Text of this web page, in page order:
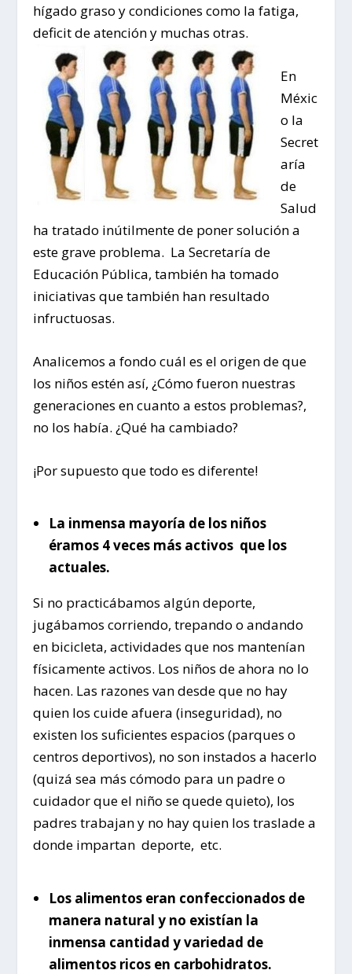
hígado graso y condiciones como la fatiga,
deficit de atención y muchas otras.
En
Méxic
o la
Secret
aría
de
Salud
ha tratado inútilmente de poner solución a
este grave problema. La Secretaría de
Educación Pública, también ha tomado
iniciativas que también han resultado
infructuosas.
Analicemos a fondo cuál es el origen de que
los niños estén así, ¿Cómo fueron nuestras
generaciones en cuanto a estos problemas?,
no los había. ¿Qué ha cambiado?
¡Por supuesto que todo es diferente!
La inmensa mayoría de los niños
éramos 4 veces más activos que los
actuales.
Si no practicábamos algún deporte,
jugábamos corriendo, trepando o andando
en bicicleta, actividades que nos mantenían
físicamente activos. Los niños de ahora no lo
hacen. Las razones van desde que no hay
quien los cuide afuera (inseguridad), no
existen los suficientes espacios (parques o
centros deportivos), no son instados a hacerlo
(quizá sea más cómodo para un padre o
cuidador que el niño se quede quieto), los
padres trabajan y no hay quien los traslade a
donde impartan deporte, etc.
Los alimentos eran confeccionados de
manera natural y no existían la
inmensa cantidad y variedad de
alimentos ricos en carbohidratos.